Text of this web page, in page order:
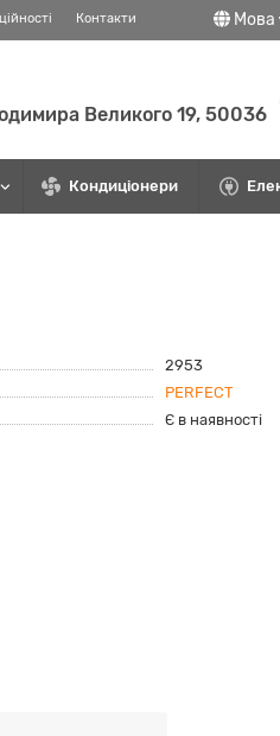
Контакти Мова
Великого 19, 50036
Кондиціонери
2953
PERFEСT
Є в наявності